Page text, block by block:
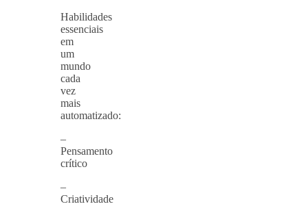
Habilidades
essenciais
em
um
mundo
cada
vez
mais
automatizado:
–
Pensamento
crítico
–
Criatividade